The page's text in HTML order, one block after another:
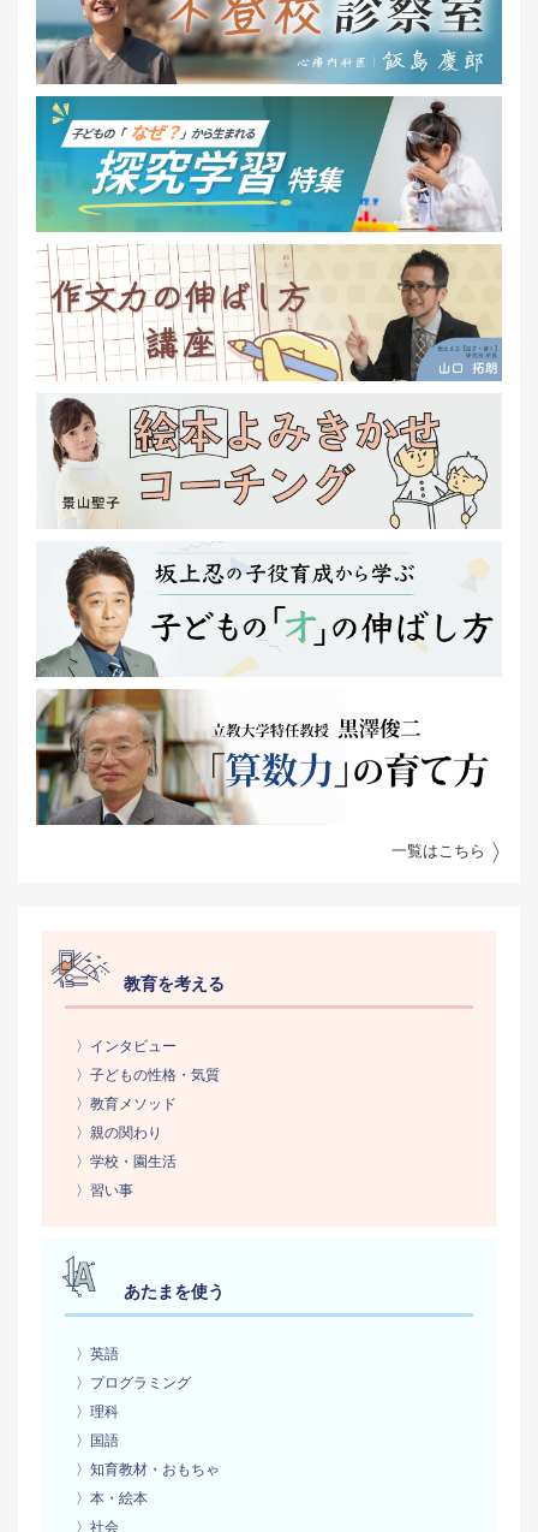
一覧はこちら
教育を考える
〉インタビュー
〉子どもの性格・気質
〉教育メソッド
〉親の関わり
〉学校・園生活
〉習い事
あたまを使う
〉英語
〉プログラミング
〉理科
〉国語
〉知育教材・おもちゃ
〉本・絵本
〉社会